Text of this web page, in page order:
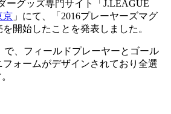
ーグッズ専門サイト「J.LEAGUE
京 」にて、「2016プレーヤーズマグ
開始したことを発表しました。
で、フィールドプレーヤーとゴール
フォームがデザインされており全選